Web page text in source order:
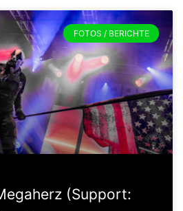
FOTOS / BERICHTE
(Support: